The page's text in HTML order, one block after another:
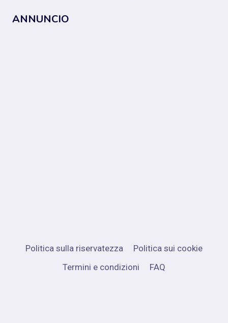
ANNUNCIO
Politica sulla riservatezza
Politica sui cookie
Termini e condizioni
FAQ